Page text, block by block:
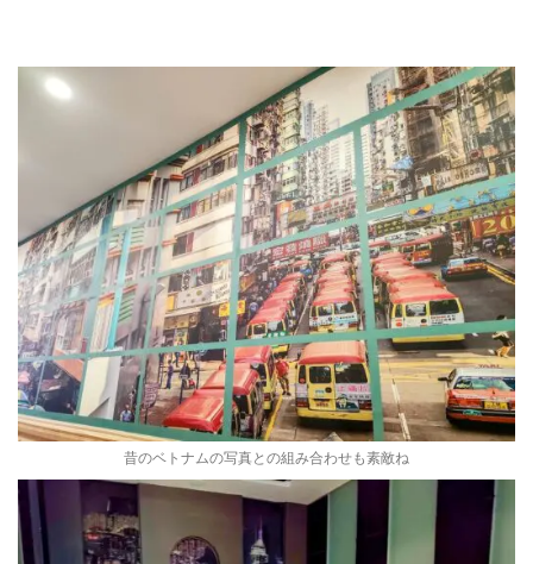
昔のベトナムの写真との組み合わせも素敵ね